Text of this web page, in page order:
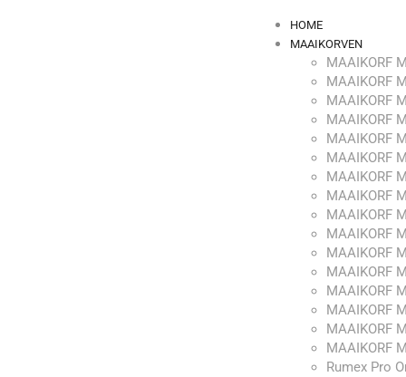
HOME
MAAIKORVEN
MAAIKORF
MAAIKORF
MAAIKORF
MAAIKORF
MAAIKORF
MAAIKORF
MAAIKORF
MAAIKORF
MAAIKORF
MAAIKORF
MAAIKORF
MAAIKORF
MAAIKORF
MAAIKORF
MAAIKORF
MAAIKORF
Rumex Pro